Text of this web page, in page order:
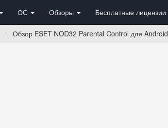
ОС Обзоры Бесплатные лицензии
Обзор ESET NOD32 Parental Control для Android